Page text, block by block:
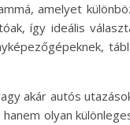
amelyet
így ideális
akár autós
olyan